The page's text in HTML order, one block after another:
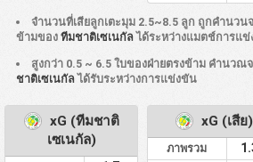
จำนวนที่เสียลูกเตะมุม 2.5~8.5 ลูก ถูกคำนวน
ข้ามของ ทีมชาติเซเนกัลได้ระหว่างแมตช์การแข่
สูงกว่า 0.5 ~ 6.5 ใบของฝ่ายตรงข้าม คำนว
ชาติเซเนกัลได้รับระหว่างการแข่งขัน
xG (ทีมชาติ
เซเนกัล)
xG (เสีย)
ภาพรวม